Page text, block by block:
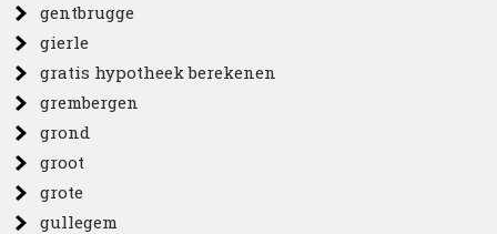
gentbrugge
gierle
gratis hypotheek berekenen
grembergen
grond
groot
grote
gullegem